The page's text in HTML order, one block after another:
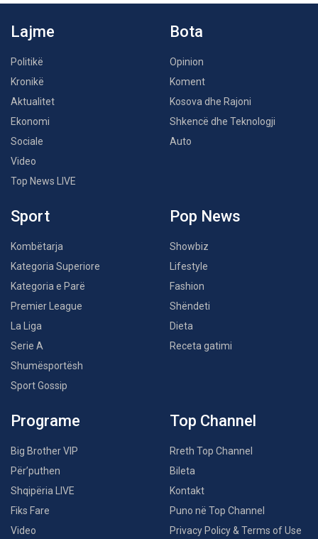
Lajme
Politikë
Kronikë
Aktualitet
Ekonomi
Sociale
Video
Top News LIVE
Bota
Opinion
Koment
Kosova dhe Rajoni
Shkencë dhe Teknologji
Auto
Sport
Kombëtarja
Kategoria Superiore
Kategoria e Parë
Premier League
La Liga
Serie A
Shumësportësh
Sport Gossip
Pop News
Showbiz
Lifestyle
Fashion
Shëndeti
Dieta
Receta gatimi
Programe
Big Brother VIP
Për’puthen
Shqipëria LIVE
Fiks Fare
Video
Top Channel
Rreth Top Channel
Bileta
Kontakt
Puno në Top Channel
Privacy Policy & Terms of Use